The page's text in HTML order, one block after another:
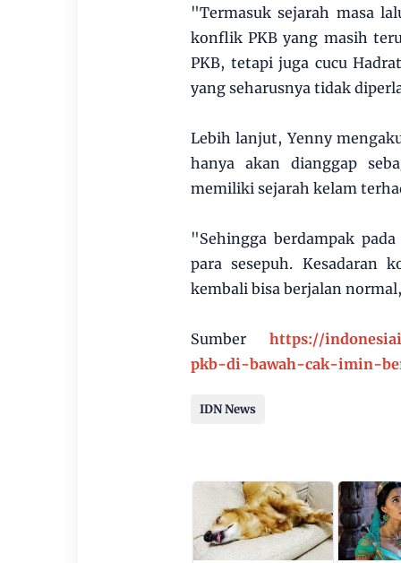
"Termasuk sejarah masa
konflik PKB yang masih
PKB, tetapi juga cucu
yang seharusnya tidak
Lebih lanjut, Yenny
hanya akan dianggap
memiliki sejarah kelam
"Sehingga berdampak
para sesepuh. Kesadaran
kembali bisa berjalan
Sumber https://
pkb-di-bawah-cak-imin-
IDN News